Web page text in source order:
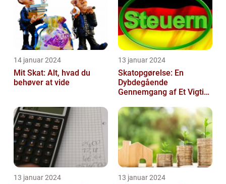
14 januar 2024
Mit Skat: Alt, hvad du
behøver at vide
13 januar 2024
Skatopgørelse: En
Dybdegående
Gennemgang af Et Vigtigt
Finansfolk
13 januar 2024 13 januar 2024